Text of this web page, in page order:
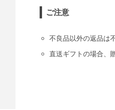
ご注意
不良品以外の返品は
直送ギフトの場合、